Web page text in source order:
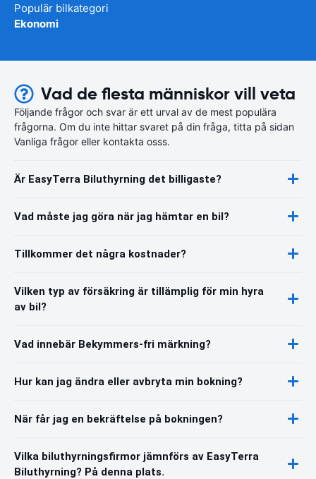
Populär bilkategori
Ekonomi
Vad de flesta människor vill veta
Följande frågor och svar är ett urval av de mest populära
frågorna. Om du inte hittar svaret på din fråga, titta på sidan
Vanliga frågor eller kontakta osss.
Är EasyTerra Biluthyrning det billigaste?
Vad måste jag göra när jag hämtar en bil?
Tillkommer det några kostnader?
Vilken typ av försäkring är tillämplig för min hyra
av bil?
Vad innebär Bekymmers-fri märkning?
Hur kan jag ändra eller avbryta min bokning?
När får jag en bekräftelse på bokningen?
Vilka biluthyrningsfirmor jämnförs av EasyTerra
Biluthyrning? På denna plats.